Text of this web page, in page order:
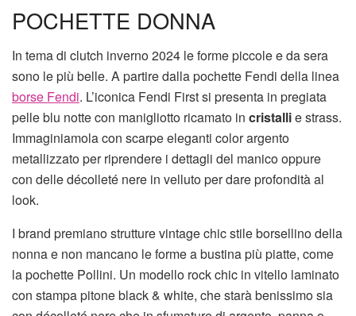
POCHETTE DONNA
In tema di clutch inverno 2024 le forme piccole e da sera
sono le più belle. A partire dalla pochette Fendi della linea
borse Fendi. L’iconica Fendi First si presenta in pregiata
pelle blu notte con manigliotto ricamato in cristallie strass.
Immaginiamola con scarpe eleganti color argento
metallizzato per riprendere i dettagli del manico oppure
con delle décolleté nere in velluto per dare profondità al
look.
I brand premiano strutture vintage chic stile borsellino della
nonna e non mancano le forme a bustina più piatte, come
la pochette Pollini. Un modello rock chic in vitello laminato
con stampa pitone black & white, che starà benissimo sia